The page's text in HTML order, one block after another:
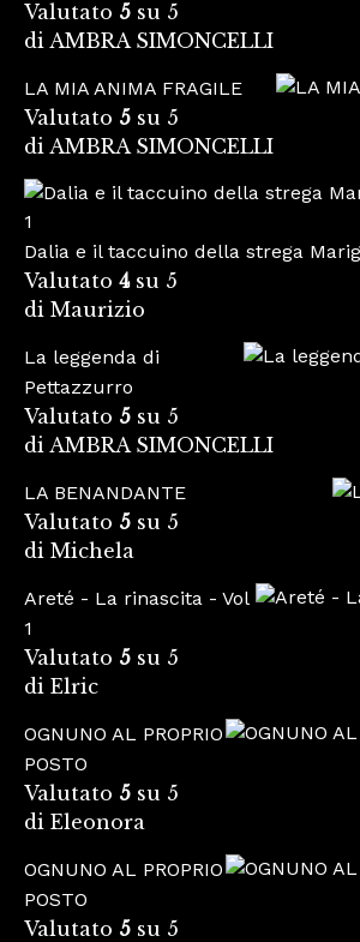
Valutato 5 su 5
di AMBRA SIMONCELLI
LA MIA ANIMA FRAGILE
Valutato 5 su 5
di AMBRA SIMONCELLI
Dalia e il taccuino della strega
Valutato 4su 5
di Maurizio
La leggenda di
Pettazzurro
Valutato 5 su 5
di AMBRA SIMONCELLI
LA BENANDANTE
Valutato 5 su 5
di Michela
Areté - La rinascita - Vol
1
Valutato 5 su 5
di Elric
OGNUNO AL PROPRIO
POSTO
Valutato 5 su 5
di Eleonora
OGNUNO AL PROPRIO
POSTO
Valutato 5 su 5